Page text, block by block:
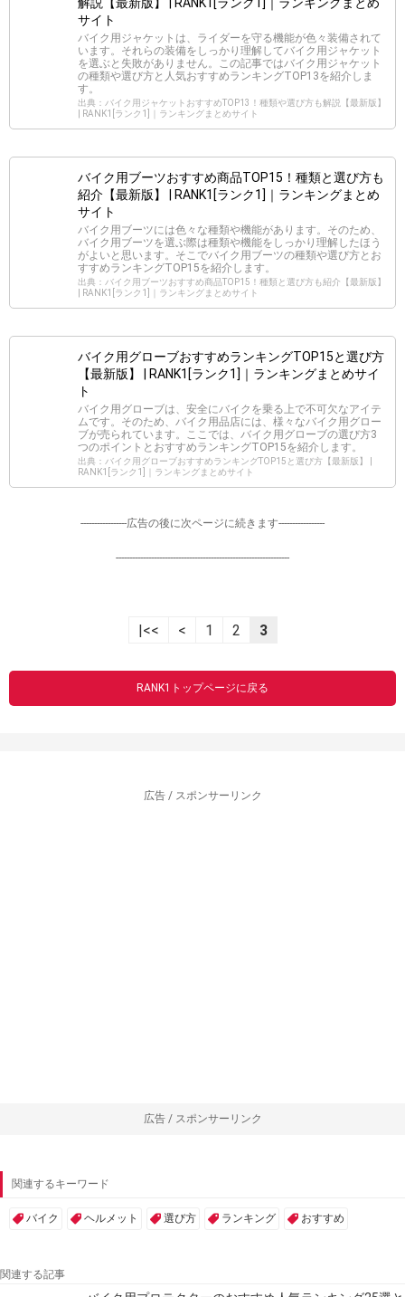
サイト
バイク用ジャケットは、ライダーを守る機能が色々装備されて
います。それらの装備をしっかり理解してバイク用ジャケット
を選ぶと失敗がありません。この記事ではバイク用ジャケット
の種類や選び方と人気おすすめランキングTOP13を紹介しま
す。
出典：バイク用ジャケットおすすめTOP13！種類や選び方も解説【最新版】
| RANK1[ランク1]｜ランキングまとめサイト
バイク用ブーツおすすめ商品TOP15！種類と選び方も
紹介【最新版】 | RANK1[ランク1]｜ランキングまとめ
サイト
バイク用ブーツには色々な種類や機能があります。そのため、
バイク用ブーツを選ぶ際は種類や機能をしっかり理解したほう
がよいと思います。そこでバイク用ブーツの種類や選び方とお
すすめランキングTOP15を紹介します。
出典：バイク用ブーツおすすめ商品TOP15！種類と選び方も紹介【最新版】
| RANK1[ランク1]｜ランキングまとめサイト
バイク用グローブおすすめランキングTOP15と選び方
【最新版】 | RANK1[ランク1]｜ランキングまとめサイ
ト
バイク用グローブは、安全にバイクを乗る上で不可欠なアイテ
ムです。そのため、バイク用品店には、様々なバイク用グロー
ブが売られています。ここでは、バイク用グローブの選び方3
つのポイントとおすすめランキングTOP15を紹介します。
出典：バイク用グローブおすすめランキングTOP15と選び方【最新版】 |
RANK1[ランク1]｜ランキングまとめサイト
-----------------広告の後に次ページに続きます-----------------
----------------------------------------------------------------
|<< < 1 2 3
RANK1トップページに戻る
広告 / スポンサーリンク
広告 / スポンサーリンク
関連するキーワード
バイク ヘルメット 選び方 ランキング おすすめ
関連する記事